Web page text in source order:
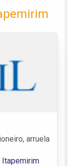
arruela
Itapemirim